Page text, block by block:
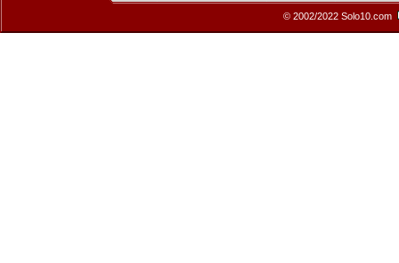
© 2002/2022 Solo10.com